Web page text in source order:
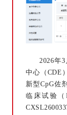
2026年
中心（CDE
新型CpG佐
临床试验